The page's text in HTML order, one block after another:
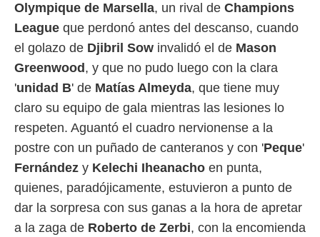
más
nuestra
y
de
disponible
Olympique de Marsella, un rival de Champions
League que perdonó antes del descanso, cuando
el golazo de Djibril Sow invalidó el de Mason
Greenwood , y que no pudo luego con la clara
'unidad B' de Matías Almeyda, que tiene muy
claro su equipo de gala mientras las lesiones lo
respeten. Aguantó el cuadro nervionense a la
postre con un puñado de canteranos y con 'Peque'
Fernández y Kelechi Iheanacho en punta,
quienes, paradójicamente, estuvieron a punto de
dar la sorpresa con sus ganas a la hora de apretar
a la zaga de Roberto de Zerbi, con la encomienda